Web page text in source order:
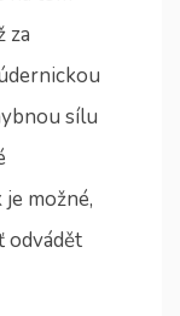
za
sílu
možné,
odvádět